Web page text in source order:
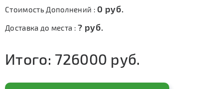
Стоимость Дополнений : 0 руб.
Доставка до места :? руб.
Итого: 726000 руб.